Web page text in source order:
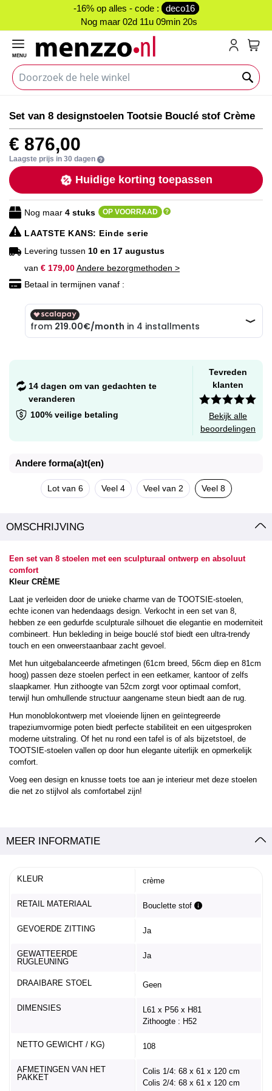
-16% op alles - code :
deco16
Nog maar 02d 11u 09min 19s
MENU
naar
het
einde
van
de
afbeeldingen-
gallerij
naar
het
begin
van
de
afbeeldingen-
gallerij
Set van 8 designstoelen Tootsie Bouclé stof Crème
€ 876,00
Laagste prijs in 30 dagen
Huidige korting toepassen
Nog maar 4 stuks OP VOORRAAD
LAATSTE KANS: Einde serie
Levering tussen 10 en 17 augustus
van € 179,00Andere bezorgmethoden >
Betaal in termijnen vanaf :
14 dagen om van gedachten te
veranderen
100% veilige betaling
Tevreden
klanten
Bekijk alle
beoordelingen
Andere forma(a)t(en)
Lot van 6 Veel 4 Veel van 2 Veel 8
OMSCHRIJVING
Een set van 8 stoelen met een sculpturaal ontwerp en absoluut
comfort
Kleur CRÈME
Laat je verleiden door de unieke charme van de TOOTSIE-stoelen,
echte iconen van hedendaags design. Verkocht in een set van 8,
hebben ze een gedurfde sculpturale silhouet die elegantie en moderniteit
combineert. Hun bekleding in beige bouclé stof biedt een ultra-trendy
touch en een onweerstaanbaar zacht gevoel.
Met hun uitgebalanceerde afmetingen (61cm breed, 56cm diep en 81cm
hoog) passen deze stoelen perfect in een eetkamer, kantoor of zelfs
slaapkamer. Hun zithoogte van 52cm zorgt voor optimaal comfort,
terwijl hun omhullende structuur aangename steun biedt aan de rug.
Hun monoblokontwerp met vloeiende lijnen en geïntegreerde
trapeziumvormige poten biedt perfecte stabiliteit en een uitgesproken
moderne uitstraling. Of het nu rond een tafel is of als bijzetstoel, de
TOOTSIE-stoelen vallen op door hun elegante uiterlijk en opmerkelijk
comfort.
Voeg een design en knusse toets toe aan je interieur met deze stoelen
die net zo stijlvol als comfortabel zijn!
MEER INFORMATIE
KLEUR crème
RETAIL MATERIAAL Bouclette stof
GEVOERDE ZITTING Ja
GEWATTEERDE
RUGLEUNING
Ja
DRAAIBARE STOEL Geen
DIMENSIES
L61 x P56 x H81
Zithoogte : H52
NETTO GEWICHT / KG) 108
AFMETINGEN VAN HET
PAKKET
Colis 1/4: 68 x 61 x 120 cm
Colis 2/4: 68 x 61 x 120 cm